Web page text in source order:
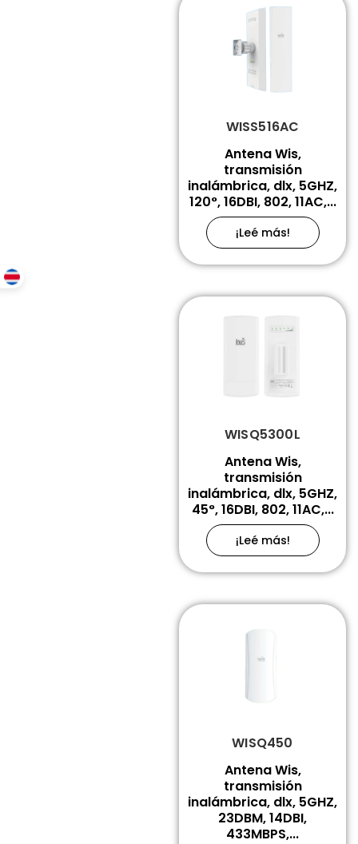
WISS516AC
Antena Wis,
transmisión
inalámbrica, dlx, 5GHZ,
120°, 16DBI, 802, 11AC,...
¡Leé más!
WISQ5300L
Antena Wis,
transmisión
inalámbrica, dlx, 5GHZ,
45°, 16DBI, 802, 11AC,...
¡Leé más!
WISQ450
Antena Wis,
transmisión
inalámbrica, dlx, 5GHZ,
23DBM, 14DBI,
433MBPS,...